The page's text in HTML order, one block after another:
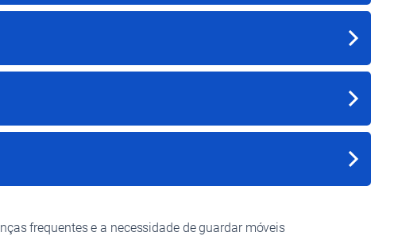
frequentes e a necessidade de guardar móveis